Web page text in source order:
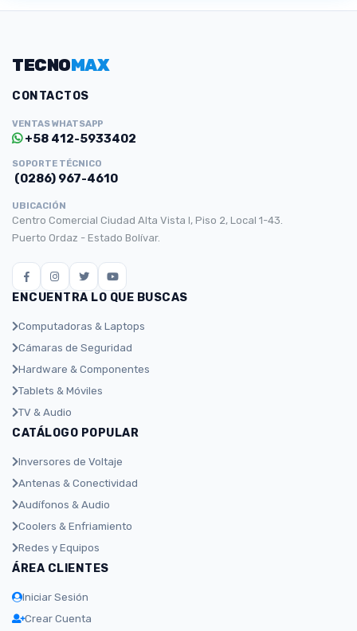
TECNOMAX
CONTACTOS
VENTAS WHATSAPP
+58 412-5933402
SOPORTE TÉCNICO
(0286) 967-4610
UBICACIÓN
Centro Comercial Ciudad Alta Vista I, Piso 2, Local 1-43.
Puerto Ordaz - Estado Bolívar.
ENCUENTRA LO QUE BUSCAS
Computadoras & Laptops
Cámaras de Seguridad
Hardware & Componentes
Tablets & Móviles
TV & Audio
CATÁLOGO POPULAR
Inversores de Voltaje
Antenas & Conectividad
Audífonos & Audio
Coolers & Enfriamiento
Redes y Equipos
ÁREA CLIENTES
Iniciar Sesión
Crear Cuenta